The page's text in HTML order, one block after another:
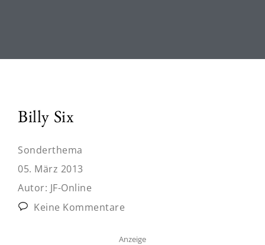
Billy Six
Sonderthema
05. März 2013
Autor: JF-Online
Keine Kommentare
Anzeige